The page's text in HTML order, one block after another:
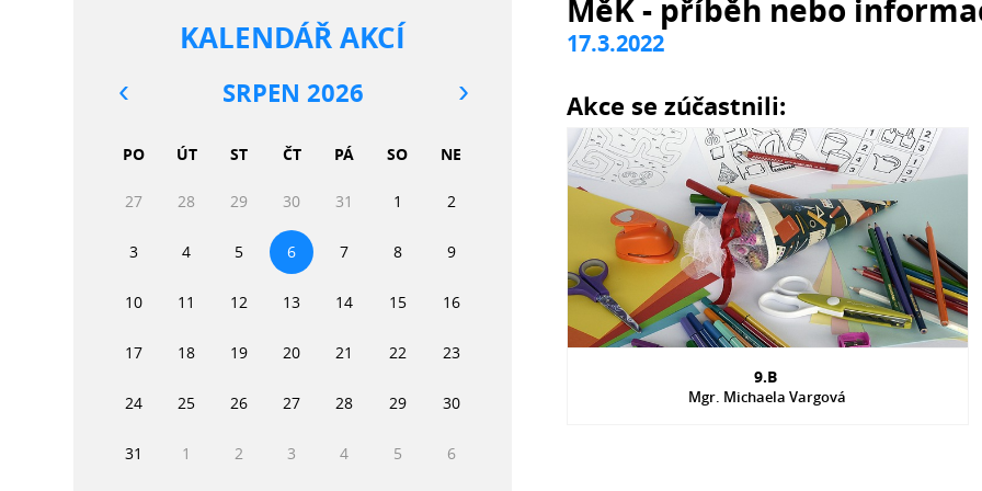
MěK - příběh nebo
17.3.2022
Akce se zúčastnili:
9.B
Mgr. Michaela Vargová
KALENDÁŘ AKCÍ
SRPEN 2026
PO ÚT ST ČT PÁ SO NE
27 28 29 30 31 1 2
3 4 5 6 7 8 9
10 11 12 13 14 15 16
17 18 19 20 21 22 23
24 25 26 27 28 29 30
31 1 2 3 4 5 6